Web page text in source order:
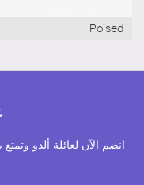
Poised
انضم الآن لعائلة ألدو